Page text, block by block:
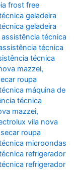
frost free
geladeira
geladeira
assistência técnica
técnica
técnica
mazzei,
roupa
máquina de
técnica
mazzei,
vila nova
roupa
microondas
refrigerador
refrigerador